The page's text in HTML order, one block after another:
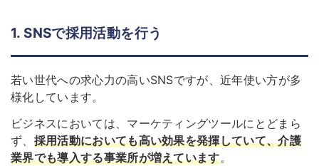
1. SNSで採用活動を行う
若い世代への求心力の高いSNSですが、近年使い方が多
様化しています。
ビジネスにおいては、マーケティングツールにとどまら
ず、 採用活動においても高い効果を発揮していて、介護
業界でも導入する事業所が増えています。